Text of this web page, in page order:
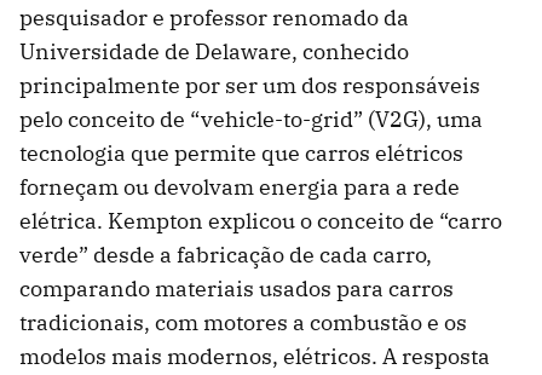
pesquisador e professor renomado da
Universidade de Delaware, conhecido
principalmente por ser um dos responsáveis
pelo conceito de “vehicle-to-grid” (V2G), uma
tecnologia que permite que carros elétricos
forneçam ou devolvam energia para a rede
elétrica. Kempton explicou o conceito de “carro
verde” desde a fabricação de cada carro,
comparando materiais usados para carros
tradicionais, com motores a combustão e os
modelos mais modernos, elétricos. A resposta